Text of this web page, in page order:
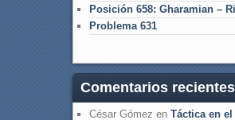
Posición 658: Gharamian –
Problema 631
Comentarios recientes
César Gómez en Táctica en